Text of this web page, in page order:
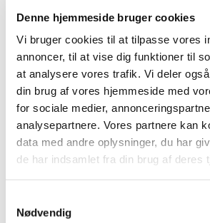
Denne hjemmeside bruger cookies
Vi bruger cookies til at tilpasse vores
annoncer, til at vise dig funktioner til
at analysere vores trafik. Vi deler
din brug af vores hjemmeside med
for sociale medier,
analysepartnere. Vores partnere kan
data med andre oplysninger, du har
de har indsamlet fra din brug af deres
Nødvendig
Alle (130)
TID
2026 (7)
2025 (11)
2024 (8)
2023 (12)
november (2)
september (1)
juni (3)